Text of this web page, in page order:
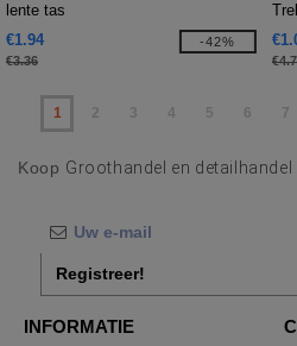
lente tas
€1.94
€3.36
-42%
1 2 3 4 5 6 7
Koop Groothandel en detailhandel
Registreer!
INFORMATIE